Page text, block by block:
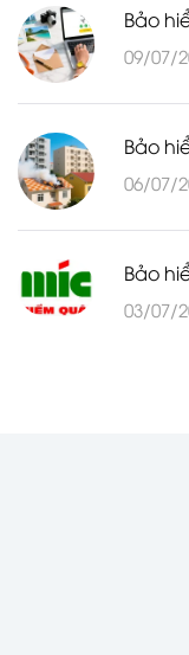
Bảo
09/07/
Bảo
06/07/
Bảo
03/07/